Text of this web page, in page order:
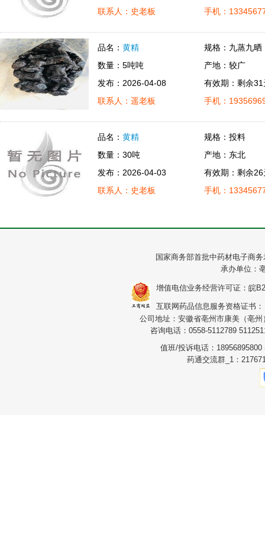
联系人：史老板
手机：
品名： 黄精
数量：5吨吨
发布：2026-04-08
联系人：遥老板
规格：九蒸九晒
产地：较广
有效期：剩余31
手机：
品名： 黄精
数量：30吨
发布：2026-04-03
联系人：史老板
规格：投料
产地：东北
有效期：剩余26
手机：
国家商务部首批中药材电子商
承办单位：
增值电信业务经营许可证：皖
互联网药品信息服务资格证书
公司地址：安徽省亳州市康美（亳
咨询电话：0558-5112789
值班/投诉电话：18956895800
药通交流群_1：